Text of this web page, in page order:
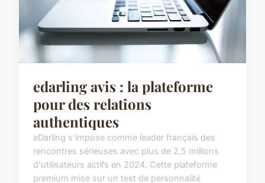
edarling avis : la plateforme
pour des relations
authentiques
eDarling s'impose comme leader français des
rencontres sérieuses avec plus de 2,5 millions
d'utilisateurs actifs en 2024. Cette plateforme
premium mise sur un test de personnalité